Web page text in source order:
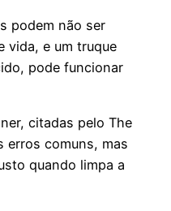
podem não ser
vida, e um truque
pode funcionar
citadas pelo The
erros comuns, mas
quando limpa a